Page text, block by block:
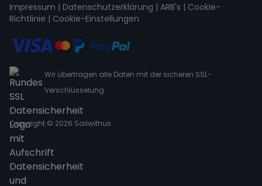
Impressum | Datenschutzerklärung | ARB's | Cookie-
Richtlinie | Cookie-Einstellungen
Wir übertragen alle Daten mit der sicheren SSL-
Verschlüsselung.
Copyright © 2026 Sailwithus